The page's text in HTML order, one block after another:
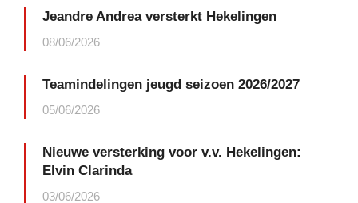
Jeandre Andrea versterkt Hekelingen
08/06/2026
Teamindelingen jeugd seizoen 2026/2027
05/06/2026
Nieuwe versterking voor v.v. Hekelingen:
Elvin Clarinda
03/06/2026